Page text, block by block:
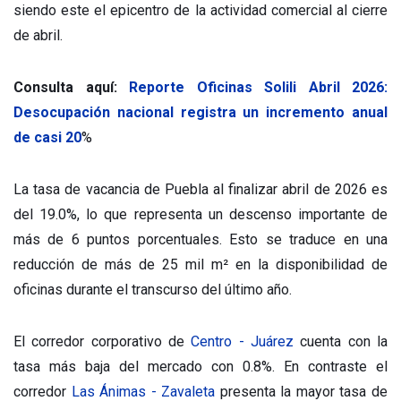
siendo este el epicentro de la actividad comercial al cierre
de abril.
Consulta aquí: Reporte Oficinas Solili Abril 2026:
Desocupación nacional registra un incremento anual
de casi 20%
La tasa de vacancia de Puebla al finalizar abril de 2026 es
del 19.0%, lo que representa un descenso importante de
más de 6 puntos porcentuales. Esto se traduce en una
reducción de más de 25 mil m² en la disponibilidad de
oficinas durante el transcurso del último año.
El corredor corporativo deCentro - Juárez cuenta con la
tasa más baja del mercado con 0.8%. En contraste el
corredor Las Ánimas - Zavaleta presenta la mayor tasa de